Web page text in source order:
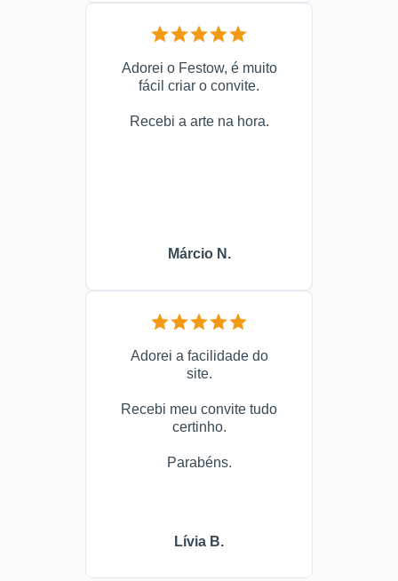
Adorei o Festow, é muito
fácil criar o convite.
Recebi a arte na hora.
Márcio N.
Adorei a facilidade do
site.
Recebi meu convite tudo
certinho.
Parabéns.
Lívia B.